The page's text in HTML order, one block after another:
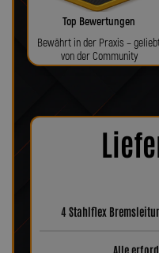
Top Bewertungen
Bewährt in der Praxis –
von der Community
4 Stahlflex
Alle